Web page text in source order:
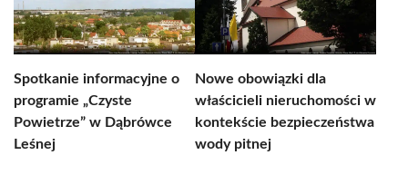
Spotkanie informacyjne o
programie „Czyste
Powietrze” w Dąbrówce
Leśnej
Nowe obowiązki dla
właścicieli nieruchomości w
kontekście bezpieczeństwa
wody pitnej